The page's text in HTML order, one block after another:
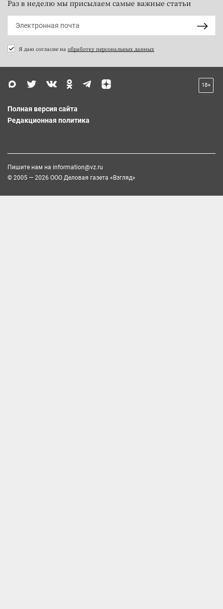
Раз в неделю мы присылаем самые важные статьи
Я даю согласие на обработку персональных данных
18+
Полная версия сайта
Редакционная политика
Пишите нам на information@vz.ru
© 2005 — 2026 ООО Деловая газета «Взгляд»